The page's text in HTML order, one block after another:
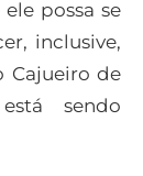
possa se
inclusive,
Cajueiro de
sendo